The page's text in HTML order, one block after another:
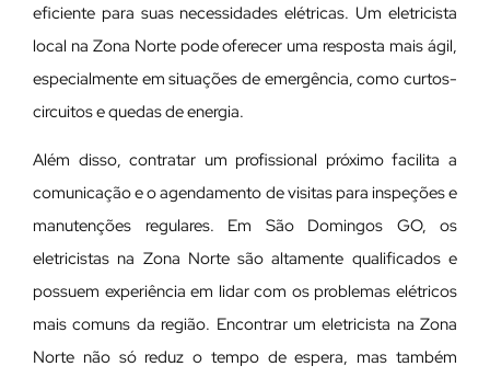
eficiente para suas necessidades elétricas. Um eletricista
local na Zona Norte pode oferecer uma resposta mais ágil,
especialmente em situações de emergência, como curtos-
circuitos e quedas de energia.
Além disso, contratar um profissional próximo facilita a
comunicação e o agendamento de visitas para inspeções e
manutenções regulares. Em São Domingos GO, os
eletricistas na Zona Norte são altamente qualificados e
possuem experiência em lidar com os problemas elétricos
mais comuns da região. Encontrar um eletricista na Zona
Norte não só reduz o tempo de espera, mas também